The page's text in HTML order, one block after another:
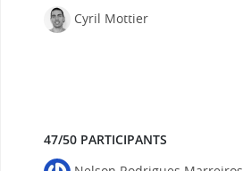
Cyril Mottier
47/50 PARTICIPANTS